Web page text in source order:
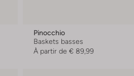
Pinocchio
Baskets basses
À partir de € 89,99